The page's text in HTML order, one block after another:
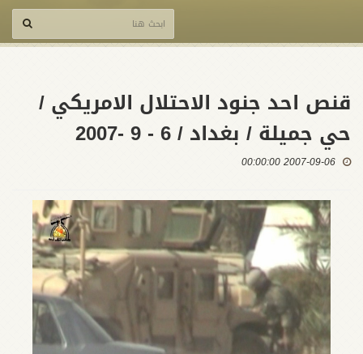
قنص احد جنود الاحتلال الامريكي /
حي جميلة / بغداد / 6 - 9 -2007
2007-09-06 00:00:00